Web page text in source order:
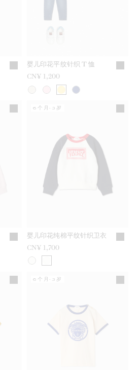
婴儿印花平纹针织 T 恤
CN¥ 1,200
婴儿印花纯棉平纹针织卫衣
CN¥ 1,700
6个月-3岁
6个月-3岁